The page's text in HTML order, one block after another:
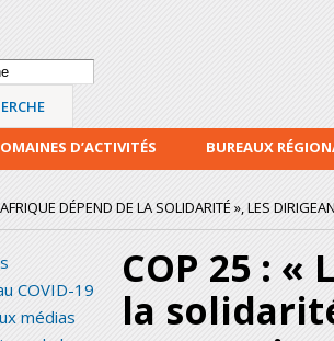
de
D’ACTIVITÉS
BUREAUX
DÉPEND DE LA SOLIDARITÉ », LES
COVID-19
médias
COP 25 : «
la